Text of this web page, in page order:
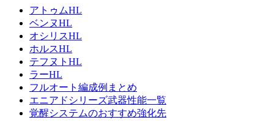
アトゥムHL
ベンヌHL
オシリスHL
ホルスHL
テフヌトHL
ラーHL
フルオート編成例まとめ
エニアドシリーズ武器性能一覧
覚醒システムのおすすめ強化先